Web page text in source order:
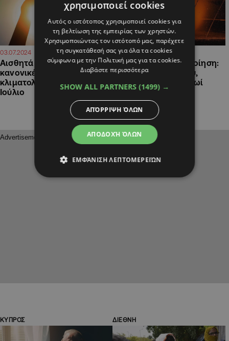
03.07.2024
Αισθητά ψηλότερες από τις
κανονικές οι
κλιματολογικές τιμές τον
Ιούλιο
13.06.2024 16:10
Νέα διπλή προειδοποίηση:
Κίτρινη για το βράδυ,
πορτοκαλί για το πρωί
ΚΥΠΡΟΣ ΔΙΕΘΝΗ
χρησιμοποιεί cookies
Αυτός ο ιστότοπος χρησιμοποιεί cookies για
τη βελτίωση της εμπειρίας των χρηστών.
Χρησιμοποιώντας τον ιστότοπό μας, παρέχετε
τη συγκατάθεσή σας για όλα τα cookies
σύμφωνα με την Πολιτική μας για τα cookies.
Διαβάστε περισσότερα
SHOW ALL PARTNERS (1499) →
ΑΠΟΔΟΧΉ ΌΛΩΝ
ΑΠΌΡΡΙΨΗ ΌΛΩΝ
ΕΜΦΆΝΙΣΗ ΛΕΠΤΟΜΕΡΕΙΏΝ